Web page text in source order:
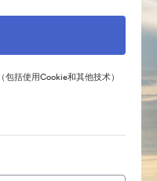
（包括使用Cookie和其他技术）